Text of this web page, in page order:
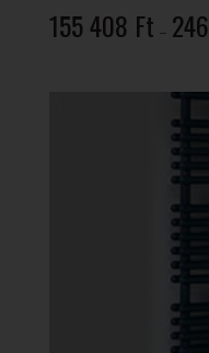
155 408 Ft –